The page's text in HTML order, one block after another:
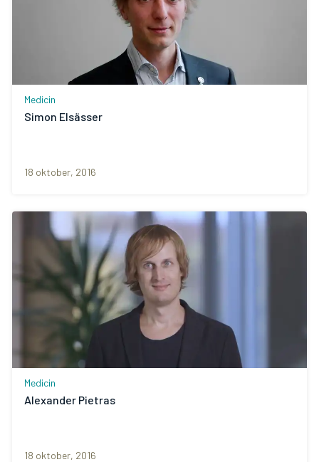
Medicin
Simon Elsässer
18 oktober, 2016
Medicin
Alexander Pietras
18 oktober, 2016